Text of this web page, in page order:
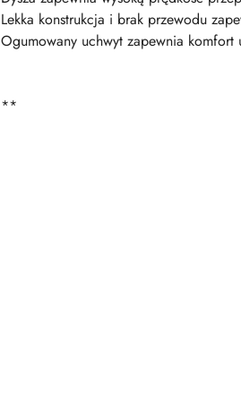
Lekka konstrukcja i brak przewodu
Ogumowany uchwyt zapewnia komfort
**